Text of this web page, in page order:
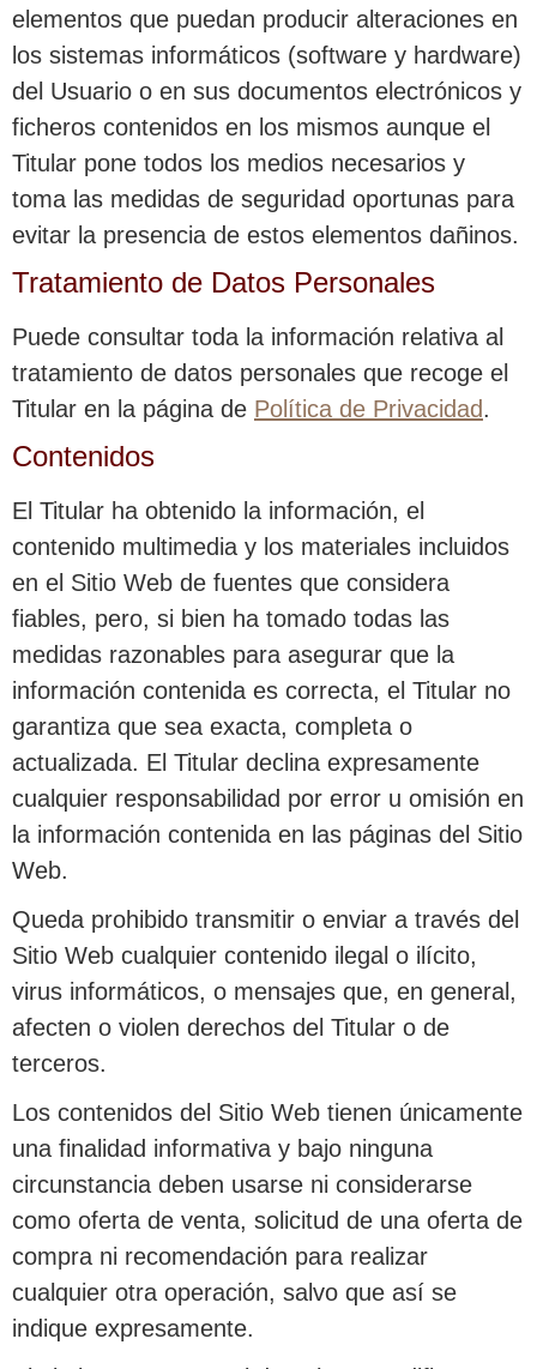
elementos que puedan producir alteraciones en
los sistemas informáticos (software y hardware)
del Usuario o en sus documentos electrónicos y
ficheros contenidos en los mismos aunque el
Titular pone todos los medios necesarios y
toma las medidas de seguridad oportunas para
evitar la presencia de estos elementos dañinos.
Tratamiento de Datos Personales
Puede consultar toda la información relativa al
tratamiento de datos personales que recoge el
Titular en la página de Política de Privacidad.
Contenidos
El Titular ha obtenido la información, el
contenido multimedia y los materiales incluidos
en el Sitio Web de fuentes que considera
fiables, pero, si bien ha tomado todas las
medidas razonables para asegurar que la
información contenida es correcta, el Titular no
garantiza que sea exacta, completa o
actualizada. El Titular declina expresamente
cualquier responsabilidad por error u omisión en
la información contenida en las páginas del Sitio
Web.
Queda prohibido transmitir o enviar a través del
Sitio Web cualquier contenido ilegal o ilícito,
virus informáticos, o mensajes que, en general,
afecten o violen derechos del Titular o de
terceros.
Los contenidos del Sitio Web tienen únicamente
una finalidad informativa y bajo ninguna
circunstancia deben usarse ni considerarse
como oferta de venta, solicitud de una oferta de
compra ni recomendación para realizar
cualquier otra operación, salvo que así se
indique expresamente.